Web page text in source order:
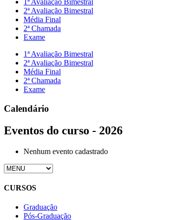
1ª Avaliação Bimestral
2ª Avaliação Bimestral
Média Final
2ª Chamada
Exame
1ª Avaliação Bimestral
2ª Avaliação Bimestral
Média Final
2ª Chamada
Exame
Calendário
Eventos do curso - 2026
Nenhum evento cadastrado
CURSOS
Graduação
Pós-Graduação